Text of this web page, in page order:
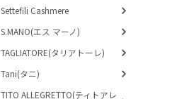
Settefili Cashmere
S.MANO(エス マーノ)
TAGLIATORE(タリアトーレ)
Tani(タニ)
TITO ALLEGRETTO(ティトアレ